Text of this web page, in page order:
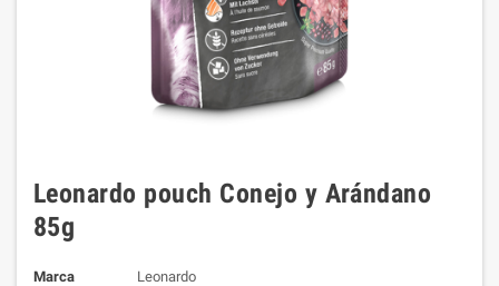
Leonardo pouch Conejo y Arándano
85g
Marca
Leonardo